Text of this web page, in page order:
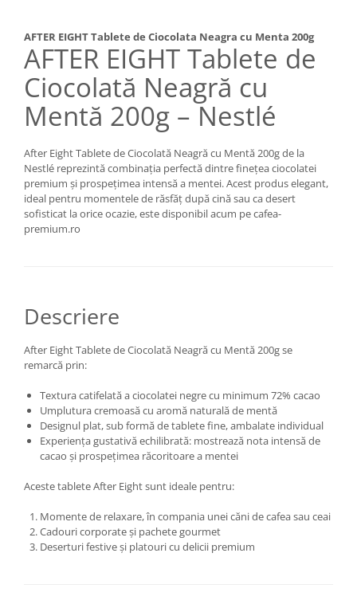
AFTER EIGHT Tablete de Ciocolata Neagra cu Menta 200g
AFTER EIGHT Tablete de
Ciocolată Neagră cu
Mentă 200g – Nestlé
After Eight Tablete de Ciocolată Neagră cu Mentă 200g de la
Nestlé reprezintă combinația perfectă dintre finețea ciocolatei
premium și prospețimea intensă a mentei. Acest produs elegant,
ideal pentru momentele de răsfăț după cină sau ca desert
sofisticat la orice ocazie, este disponibil acum pe cafea-
premium.ro
Descriere
After Eight Tablete de Ciocolată Neagră cu Mentă 200g se
remarcă prin:
Textura catifelată a ciocolatei negre cu minimum 72% cacao
Umplutura cremoasă cu aromă naturală de mentă
Designul plat, sub formă de tablete fine, ambalate individual
Experiența gustativă echilibrată: mostrează nota intensă de
cacao și prospețimea răcoritoare a mentei
Aceste tablete After Eight sunt ideale pentru:
Momente de relaxare, în compania unei căni de cafea sau ceai
Cadouri corporate și pachete gourmet
Deserturi festive și platouri cu delicii premium